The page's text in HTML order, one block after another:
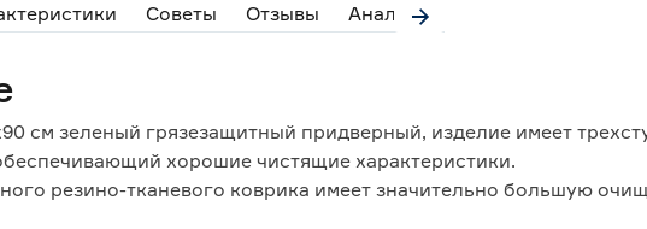
Советы Отзывы Аналоги
см зеленый грязезащитный придверный, изделие имеет
хорошие чистящие характеристики.
резино-тканевого коврика имеет значительно большую